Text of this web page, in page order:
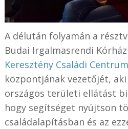
A délután folyamán a
Budai Irgalmasrendi
Keresztény Családi Centrum
központjának vezetőjét,
országos területi ellátást
hogy segítséget nyújtson
családalapításban és az